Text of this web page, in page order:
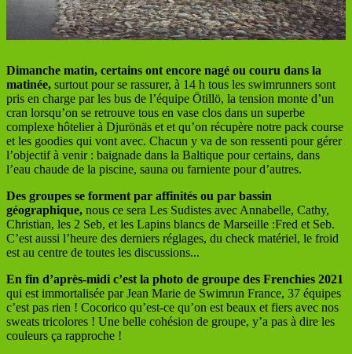
Dimanche matin, certains ont encore nagé ou couru dans la
matinée, surtout pour se rassurer, à 14 h tous les swimrunners sont
pris en charge par les bus de l’équipe Ötillö, la tension monte d’un
cran lorsqu’on se retrouve tous en vase clos dans un superbe
complexe hôtelier à Djurönäs et et qu’on récupère notre pack course
et les goodies qui vont avec. Chacun y va de son ressenti pour gérer
l’objectif à venir : baignade dans la Baltique pour certains, dans
l’eau chaude de la piscine, sauna ou farniente pour d’autres.
Des groupes se forment par affinités ou par bassin
géographique, nous ce sera Les Sudistes avec Annabelle, Cathy,
Christian, les 2 Seb, et les Lapins blancs de Marseille :Fred et Seb.
C’est aussi l’heure des derniers réglages, du check matériel, le froid
est au centre de toutes les discussions...
En fin d’après-midi c’est la photo de groupe des Frenchies 2021
qui est immortalisée par Jean Marie de Swimrun France, 37 équipes
c’est pas rien ! Cocorico qu’est-ce qu’on est beaux et fiers avec nos
sweats tricolores ! Une belle cohésion de groupe, y’a pas à dire les
couleurs ça rapproche !